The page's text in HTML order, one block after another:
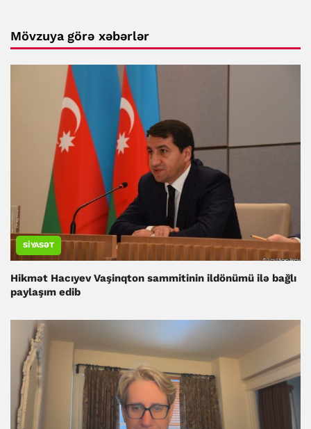
Mövzuya görə xəbərlər
SIYASƏT
Hikmət Hacıyev Vaşinqton sammitinin ildönümü ilə bağlı
paylaşım edib